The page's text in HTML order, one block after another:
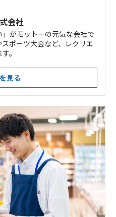
会社
」がモットーの元気な会社で
ポーツ大会など、レクリエ
。
見る